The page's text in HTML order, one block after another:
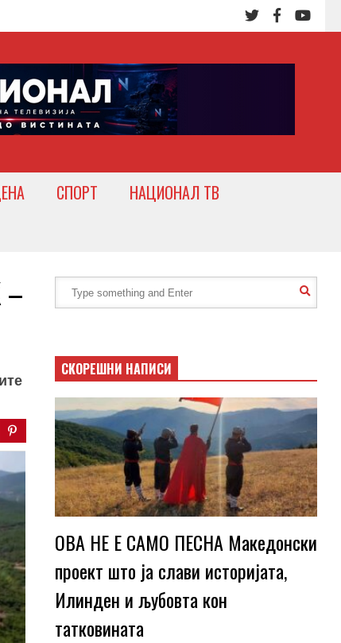
СПОРТ
НАЦИОНАЛ ТВ
–
СКОРЕШНИ НАПИСИ
ОВА НЕ Е САМО ПЕСНА Македонски
проект што ја слави историјата,
Илинден и љубовта кон
татковината